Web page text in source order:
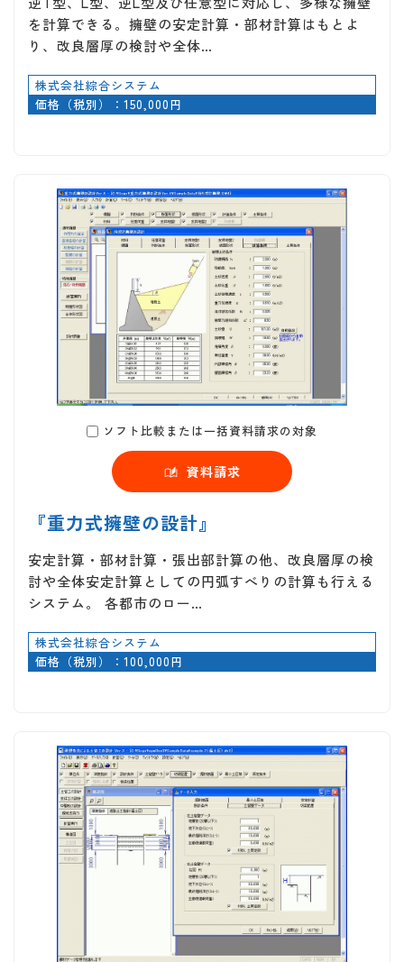
を計算できる。擁壁の安定計算・部材計算はもとよ
り、改良層厚の検討や全体…
株式会社綜合システム
価格（税別）：150,000円
ソフト比較または一括資料請求の対象
資料請求
『重力式擁壁の設計』
安定計算・部材計算・張出部計算の他、改良層厚の検
討や全体安定計算としての円弧すべりの計算も行える
システム。 各都市のロー…
株式会社綜合システム
価格（税別）：100,000円